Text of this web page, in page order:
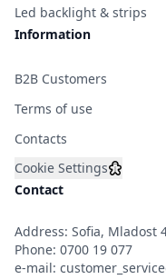
Led backlight & strips
Information
B2B Customers
Terms of use
Contacts
Cookie Settings
Contact
Address: Sofia, Mladost
Phone: 0700 19 077
e-mail: